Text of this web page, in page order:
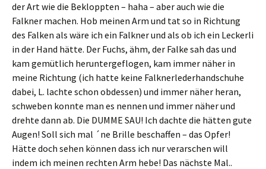
der Art wie die Bekloppten – haha – aber auch wie die
Falkner machen. Hob meinen Arm und tat so in Richtung
des Falken als wäre ich ein Falkner und als ob ich ein Leckerli
in der Hand hätte. Der Fuchs, ähm, der Falke sah das und
kam gemütlich heruntergeflogen, kam immer näher in
meine Richtung (ich hatte keine Falknerlederhandschuhe
dabei, L. lachte schon obdessen) und immer näher heran,
schweben konnte man es nennen und immer näher und
drehte dann ab. Die DUMME SAU! Ich dachte die hätten gute
Augen! Soll sich mal ´ne Brille beschaffen – das Opfer!
Hätte doch sehen können dass ich nur verarschen will
indem ich meinen rechten Arm hebe! Das nächste Mal..